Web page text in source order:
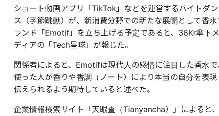
ショート動画アプリ「TikTok」などを運営するバイトダン
ス（字節跳動）が、新消費分野での新たな展開として香水
ランド「Emotif」を立ち上げる予定であると、36Kr傘下メ
ディアの「Tech星球」が報じた。
関係者によると、Emotifは現代人の感情に注目した香水で
使った人が香りや香調（ノート）により本当の自分を表現
伝えられるよう期待していると述べた。
企業情報検索サイト「天眼査（Tianyancha）」によると、